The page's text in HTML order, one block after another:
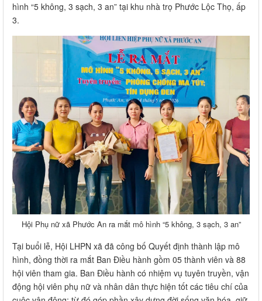
hình “5 không, 3 sạch, 3 an” tại khu nhà trọ Phước Lộc Thọ, ấp
3.
Hội Phụ nữ xã Phước An ra mắt mô hình “5 không, 3 sạch, 3 an”
Tại buổi lễ, Hội LHPN xã đã công bố Quyết định thành lập mô
hình, đồng thời ra mắt Ban Điều hành gồm 05 thành viên và 88
hội viên tham gia. Ban Điều hành có nhiệm vụ tuyên truyền, vận
động hội viên phụ nữ và nhân dân thực hiện tốt các tiêu chí của